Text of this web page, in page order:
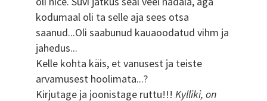
kodumaal oli ta selle aja sees otsa
saanud...Oli saabunud kauaoodatud vihm ja
jahedus...
Kelle kohta käis, et vanusest ja teiste
arvamusest hoolimata...?
Kirjutage ja joonistage ruttu!!! Kylliki, on